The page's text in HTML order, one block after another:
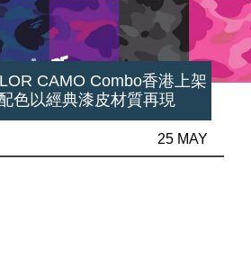
CAMO Combo香港上架
色以經典漆皮材質再現
25 MAY